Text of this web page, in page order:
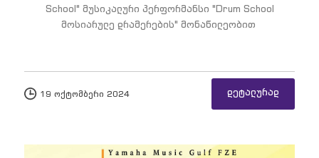
კონტაქტი
School" მუსიკალური პერფორმანსი "Drum School
მოსიარულე დრამერების" მონაწილეობით
19 ოქტომბერი 2024 დეტალურად